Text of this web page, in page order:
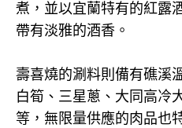
煮，並以宜蘭特有的紅露
帶有淡雅的酒香。
壽喜燒的涮料則備有礁溪
白筍、三星蔥、大同高冷
等，無限量供應的肉品也